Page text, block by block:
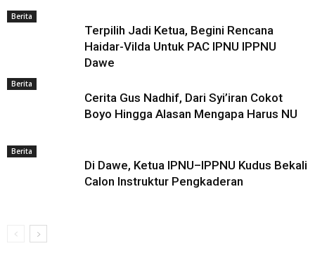
Berita
Terpilih Jadi Ketua, Begini Rencana
Haidar-Vilda Untuk PAC IPNU IPPNU
Dawe
Berita
Cerita Gus Nadhif, Dari Syi’iran Cokot
Boyo Hingga Alasan Mengapa Harus NU
Berita
Di Dawe, Ketua IPNU–IPPNU Kudus Bekali
Calon Instruktur Pengkaderan